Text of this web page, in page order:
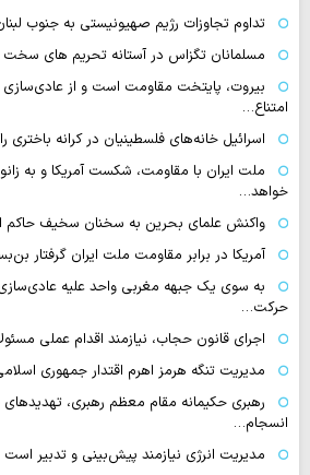
تداوم تجاوزات رژیم صهیونیستی به جنوب
مسلمانان تگزاس در آستانه تحریم های سخت
بیروت، پایتخت مقاومت است و از عادی‌سازی
امتناع…
اسرائیل خانه‌های فلسطینیان در کرانه
ملت ایران با مقاومت، شکست آمریکا و به
خواهد…
واکنش علمای بحرین به سخنان سخیف حاکم
آمریکا در برابر مقاومت ملت ایران گرفتار
به سوی یک جبهه مغربی واحد علیه
حرکت…
اجرای قانون حجاب، نیازمند اقدام عملی
مدیریت تنگه هرمز اهرم اقتدار جمهوری
رهبری حکیمانه مقام معظم رهبری،
انسجام…
مدیریت انرژی نیازمند پیش‌بینی و تدبیر است